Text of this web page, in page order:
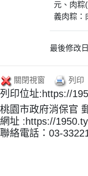
元、肉粽
義肉粽：
最後修改
關閉視窗 列印
列印位址:https://
桃園市政府消保官
網址 :https://
聯絡電話：03-